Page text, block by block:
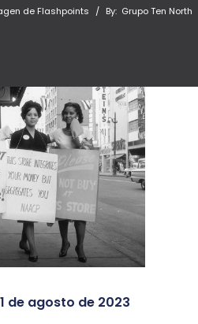
de Flashpoints / By: Grupo Ten North
de agosto de 2023